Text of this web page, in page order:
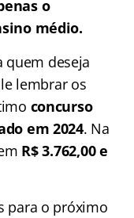
o
médio.
quem deseja
lembrar os
concurso
em 2024. Na
R$ 3.762,00 e
para o próximo